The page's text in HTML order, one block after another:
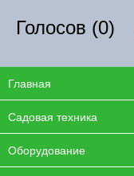
Голосов (0)
Главная
Садовая техника
Оборудование